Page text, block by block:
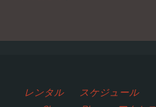
レンタル スケジュール